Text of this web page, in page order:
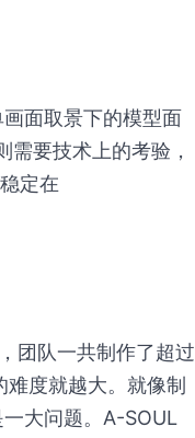
面取景下的模型面
要技术上的考验，
定在
团队一共制作了超过
度就越大。就像制
大问题。A-SOUL